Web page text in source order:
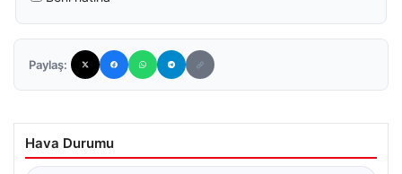
Paylaş:
Hava Durumu